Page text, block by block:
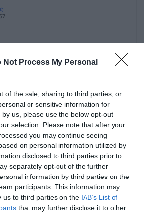
Not Process My Personal
of the sale, sharing to third parties, or
or sensitive information for
us, please use the below opt-out
selection. Please note that after your
you may continue seeing
on personal information utilized by
disclosed to third parties prior to
separately opt-out of the further
information by third parties on the
participants. This information may
us to third parties on the IAB’s List of
that may further disclose it to other
ένα σχόλιο